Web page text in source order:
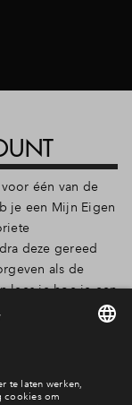
één van de
je een Mijn Eigen
deze gereed
als de
lees je hoe je een